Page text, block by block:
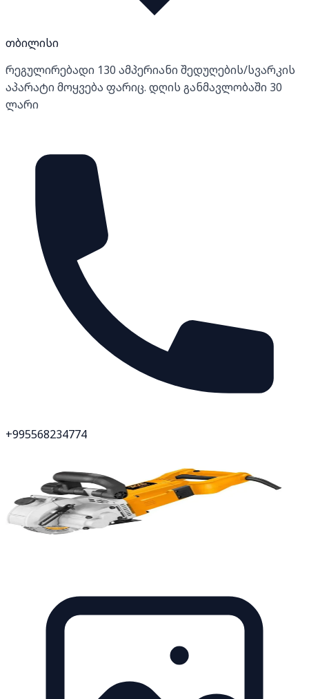
თბილისი
რეგულირებადი 130 ამპერიანი შედუღების/სვარკის
აპარატი მოყვება ფარიც. დღის განმავლობაში 30
ლარი
+995568234774